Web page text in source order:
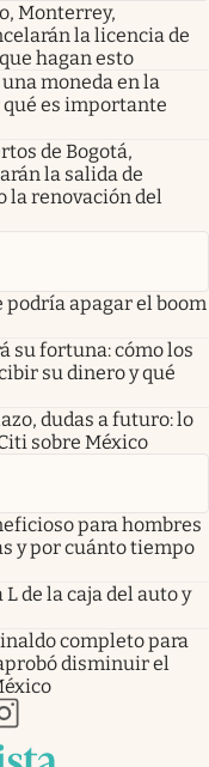
Monterrey,
la licencia de
hagan esto
moneda en la
es importante
de Bogotá,
la salida de
la renovación del
apagar el boom
su fortuna: cómo los
su dinero y qué
dudas a futuro: lo
sobre México
para hombres
y por cuánto tiempo
de la caja del auto y
completo para
disminuir el
pestañapestaña
nueva pestaña
en nueva pestaña
abre en nueva pestaña